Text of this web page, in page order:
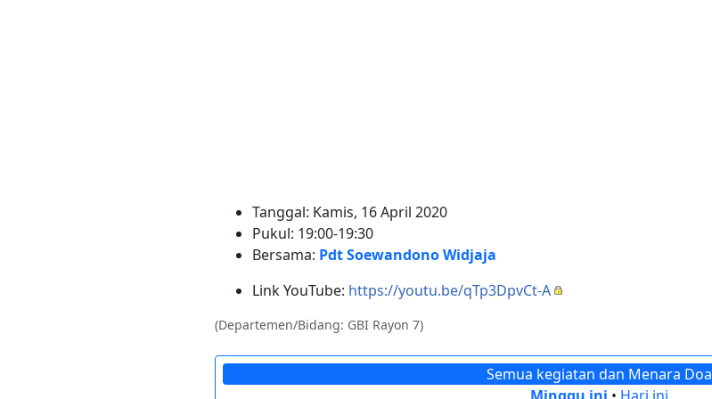
Tanggal: Kamis, 16 April 2020
Pukul: 19:00-19:30
Bersama: Pdt Soewandono Widjaja
Link YouTube: https://youtu.be/qTp3DpvCt-A
(Departemen/Bidang: GBI Rayon 7)
Semua kegiatan dan Menara Doa